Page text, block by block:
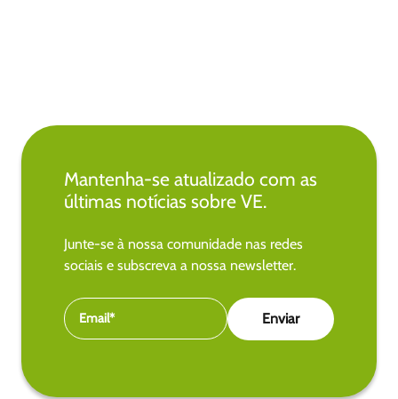
Mantenha-se atualizado com as
últimas notícias sobre VE.
Junte-se à nossa comunidade nas redes
sociais e subscreva a nossa newsletter.